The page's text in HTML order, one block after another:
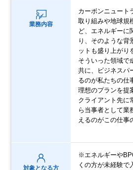
業務内容
カーボンニュート
取り組みや地球規
ど、エネルギーに
り、そのような背
ットも盛り上がり
そういった領域で
共に、ビジネスパ
るのが私たちの仕
理想のプランを提
クライアント先に
ら当事者として業
えるのがこの仕事
対象となる方
※エネルギーや
くの方が未経験で